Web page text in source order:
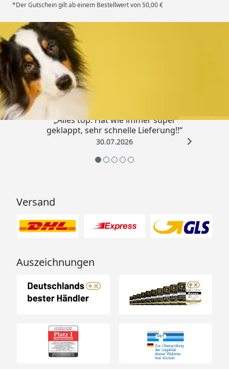
*Der Gutschein gilt ab einem Bestellwert von 50,00 €
Trusted Shops
„Alles top. Hat wie immer super
geklappt, sehr schnelle Lieferung!!“
30.07.2026
Versand
Auszeichnungen